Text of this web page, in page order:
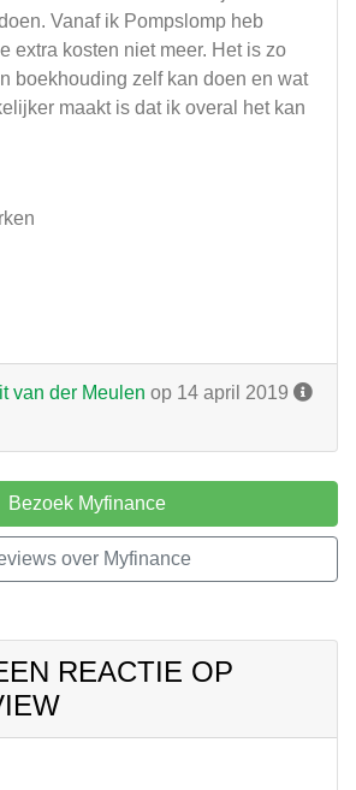
Vanaf ik Pompslomp heb
extra kosten niet meer. Het is zo
boekhouding zelf kan doen en wat
maakt is dat ik overal het kan
van der Meulen op 14 april 2019
Bezoek Myfinance
over Myfinance
REACTIE OP